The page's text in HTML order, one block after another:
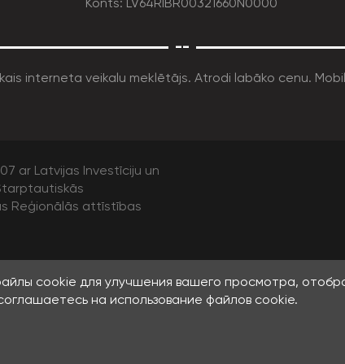
--
ar Latvijas Investīciju un
Reģionālās attīstības
cookie для улучшения вашего просмотра,
на использование файлов cookie.